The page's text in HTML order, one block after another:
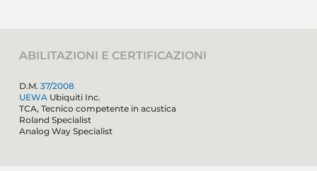
ABILITAZIONI E CERTIFICAZIONI
D.M. 37/2008
UEWAUbiquiti Inc.
TCA, Tecnico competente in acustica
Roland Specialist
Analog Way Specialist